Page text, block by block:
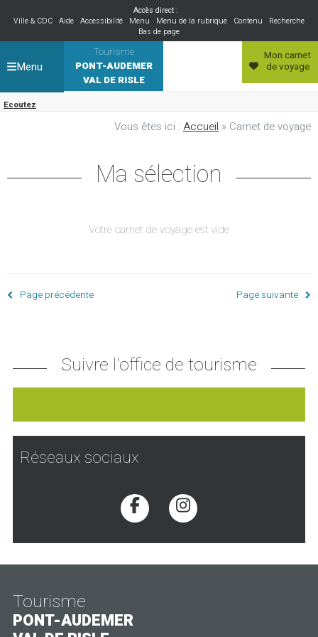
Accès direct :
Ville & CDC Aide Accessibilité Menu Menu de la rubrique Contenu
Recherche
Bas de page
Tourisme
PONT-AUDEMER
VAL DE RISLE
Ecoutez
Mon carnet
de voyage
Menu
Vous êtes ici : Accueil » Carnet de voyage
Ma sélection
Votre carnet de voyage est vide
Page précédente Page suivante
Suivre l'office de tourisme
Réseaux sociaux
Voir la page Facebook
Voir la page
Tourisme
PONT-AUDEMER